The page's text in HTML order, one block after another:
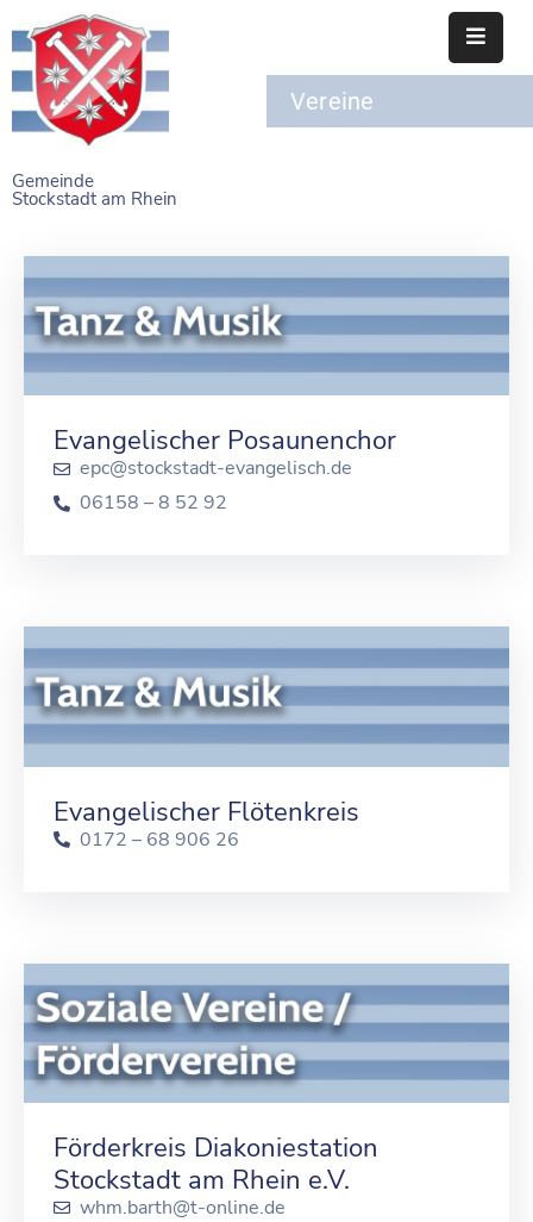
Gemeinde
Stockstadt am Rhein
STARTSEITE
BÜRGERSERVICE
NAHERHOLUNG
FREIZEITEINRICHTUNGEN
VEREINE
Vereine
Evangelischer Posaunenchor
epc@stockstadt-evangelisch.de
06158 – 8 52 92
Evangelischer Flötenkreis
0172 – 68 906 26
Förderkreis Diakoniestation
Stockstadt am Rhein e.V.
whm.barth@t-online.de